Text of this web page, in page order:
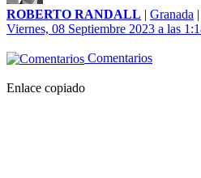
ROBERTO RANDALL | Granada |
Viernes, 08 Septiembre 2023 a las
Comentarios
Enlace copiado